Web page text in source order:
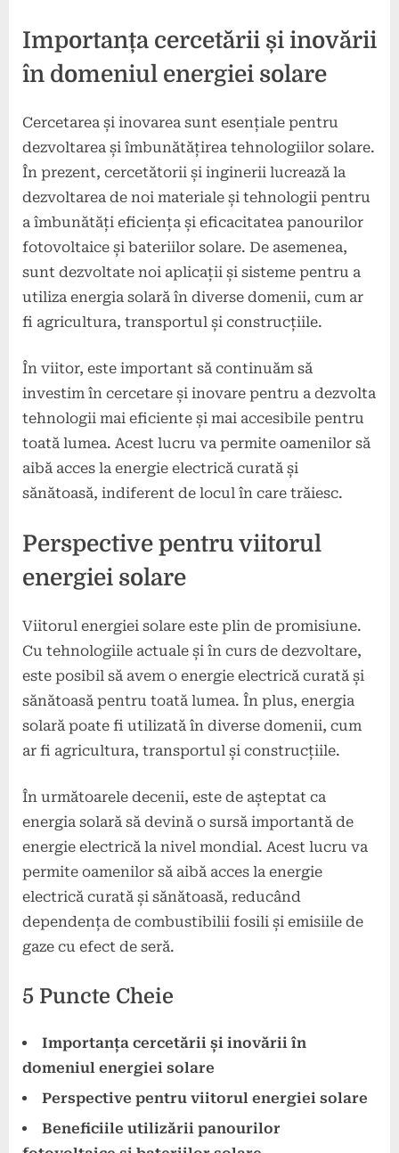
Importanța cercetării și inovării
în domeniul energiei solare
Cercetarea și inovarea sunt esențiale pentru
dezvoltarea și îmbunătățirea tehnologiilor solare.
În prezent, cercetătorii și inginerii lucrează la
dezvoltarea de noi materiale și tehnologii pentru
a îmbunătăți eficiența și eficacitatea panourilor
fotovoltaice și bateriilor solare. De asemenea,
sunt dezvoltate noi aplicații și sisteme pentru a
utiliza energia solară în diverse domenii, cum ar
fi agricultura, transportul și construcțiile.
În viitor, este important să continuăm să
investim în cercetare și inovare pentru a dezvolta
tehnologii mai eficiente și mai accesibile pentru
toată lumea. Acest lucru va permite oamenilor să
aibă acces la energie electrică curată și
sănătoasă, indiferent de locul în care trăiesc.
Perspective pentru viitorul
energiei solare
Viitorul energiei solare este plin de promisiune.
Cu tehnologiile actuale și în curs de dezvoltare,
este posibil să avem o energie electrică curată și
sănătoasă pentru toată lumea. În plus, energia
solară poate fi utilizată în diverse domenii, cum
ar fi agricultura, transportul și construcțiile.
În următoarele decenii, este de așteptat ca
energia solară să devină o sursă importantă de
energie electrică la nivel mondial. Acest lucru va
permite oamenilor să aibă acces la energie
electrică curată și sănătoasă, reducând
dependența de combustibilii fosili și emisiile de
gaze cu efect de seră.
5 Puncte Cheie
Importanța cercetării și inovării în
domeniul energiei solare
Perspective pentru viitorul energiei solare
Beneficiile utilizării panourilor